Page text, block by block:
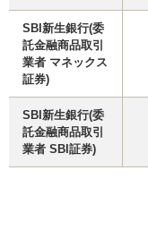
SBI新生銀行(委
託金融商品取引
業者 マネックス
証券)
SBI新生銀行(委
託金融商品取引
業者 SBI証券)